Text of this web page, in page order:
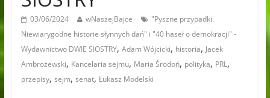
03/06/2024 wNaszejBajce
"Pyszne przypadki.
Niewiarygodne historie słynnych dań" i "40 haseł o demokracji" -
Wydawnictwo DWIE SIOSTRY, Adam Wójcicki, historia, Jacek
Ambrożewski, Kancelaria sejmu, Maria Środoń, polityka, PRL,
przepisy, sejm, senat, Łukasz Modelski